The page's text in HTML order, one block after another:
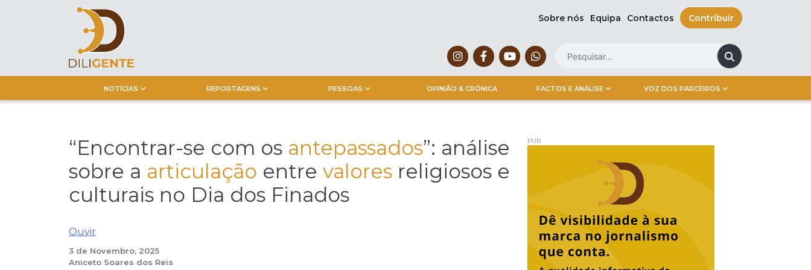
Sobre nós Equipa Contactos Contribuir
NOTÍCIAS REPORTAGENS PESSOAS OPINIÃO & CRÓNICA FACTOS E ANÁLISE VOZ DOS PARCEIROS
“Encontrar-se com os antepassados”: análise
sobre a articulação entre valores religiosos e
culturais no Dia dos Finados
Ouvir
3 de Novembro, 2025
Aniceto Soares dos Reis
PUB